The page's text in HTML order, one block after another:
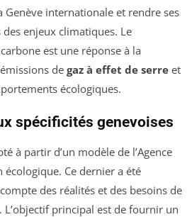
internationale et rendre ses
enjeux climatiques. Le
est une réponse à la
de gaz à effet de serre et
écologiques.
spécificités genevoises
à partir d’un modèle de l’Agence
Ce dernier a été
des réalités et des besoins de
principal est de fournir un